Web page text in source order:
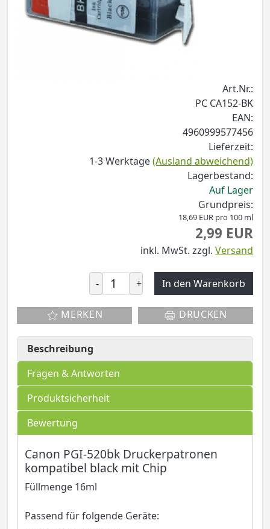
Art.Nr.:
PC CA152-BK
EAN:
4960999577456
Lieferzeit:
1-3 Werktage(Ausland abweichend)
Lagerbestand:
Auf Lager
Grundpreis:
18,69 EUR pro 100 ml
2,99 EUR
inkl. MwSt. zzgl. Versand
- + In den Warenkorb
MERKEN DRUCKEN
Beschreibung
Fragen & Antworten
Produktsicherheit
Bewertung
Canon PGI-520bk Druckerpatronen
kompatibel black mit Chip
Füllmenge 16ml
Passend für folgende Geräte: